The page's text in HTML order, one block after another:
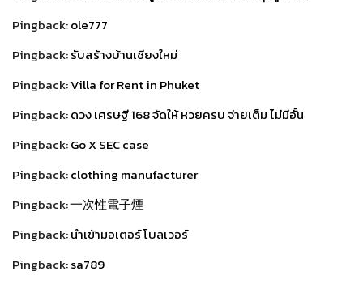
Pingback:ole777
Pingback:รับสร้างบ้านเชียงใหม่
Pingback:Villa for Rent in Phuket
Pingback:ดวง เศรษฐี 168 จัดให้ หวยครบ จ่ายเต็ม ไม่มีอั้น
Pingback:Go X SEC case
Pingback:clothing manufacturer
Pingback:一次性電子煙
Pingback:นำเข้ามอเตอร์ โบลเวอร์
Pingback:sa789